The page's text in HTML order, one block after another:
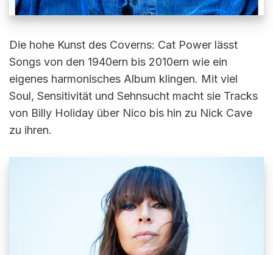
Die hohe Kunst des Coverns: Cat Power lässt
Songs von den 1940ern bis 2010ern wie ein
eigenes harmonisches Album klingen. Mit viel
Soul, Sensitivität und Sehnsucht macht sie Tracks
von Billy Holiday über Nico bis hin zu Nick Cave
zu ihren.